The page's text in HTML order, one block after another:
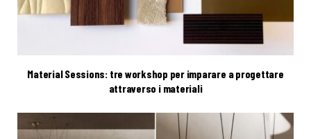
Material Sessions: tre workshop per imparare a progettare
attraverso i materiali